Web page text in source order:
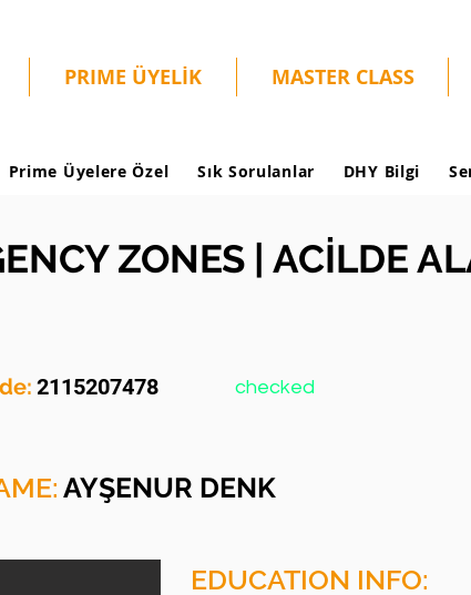
PRIME ÜYELİK MASTER CLASS
Prime Üyelere Özel Sık Sorulanlar DHY Bilgi
ZONES | ACİLDE
2115207478 checked
AYŞENUR DENK
EDUCATION INFO: